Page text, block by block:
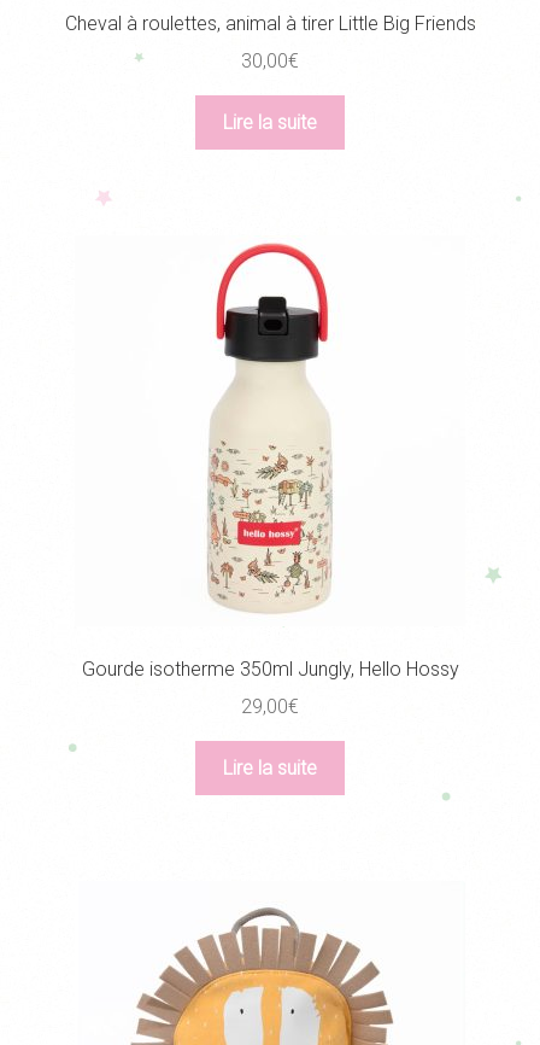
Cheval à roulettes, animal à tirer Little Big Friends
30,00€
Lire la suite
Gourde isotherme 350ml Jungly, Hello Hossy
29,00€
Lire la suite